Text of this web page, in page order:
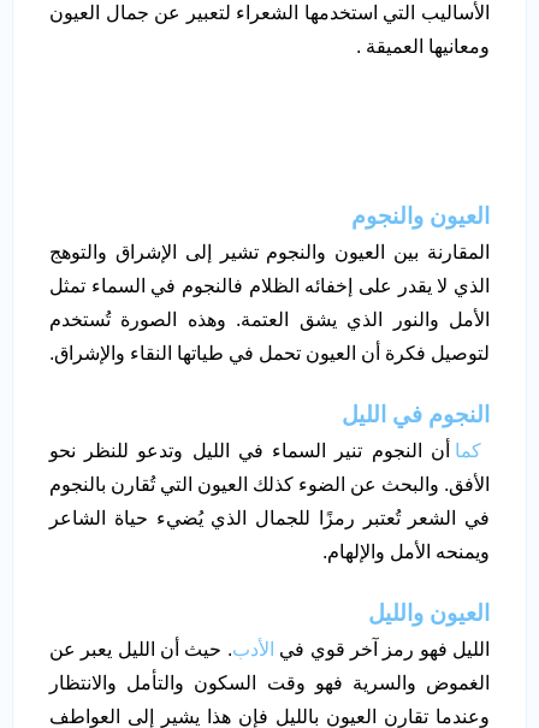
الأساليب التي استخدمها الشعراء لتعبير عن جمال العيون
ومعانيها العميقة .
العيون والنجوم
المقارنة بين العيون والنجوم تشير إلى الإشراق والتوهج
الذي لا يقدر على إخفائه الظلام فالنجوم في السماء تمثل
الأمل والنور الذي يشق العتمة. وهذه الصورة تُستخدم
لتوصيل فكرة أن العيون تحمل في طياتها النقاء والإشراق.
النجوم في الليل
كما أن النجوم تنير السماء في الليل وتدعو للنظر نحو
الأفق. والبحث عن الضوء كذلك العيون التي تُقارن بالنجوم
في الشعر تُعتبر رمزًا للجمال الذي يُضيء حياة الشاعر
ويمنحه الأمل والإلهام.
العيون والليل
الليل فهو رمز آخر قوي في الأدب. حيث أن الليل يعبر عن
الغموض والسرية فهو وقت السكون والتأمل والانتظار
وعندما تقارن العيون بالليل فإن هذا يشير إلى العواطف